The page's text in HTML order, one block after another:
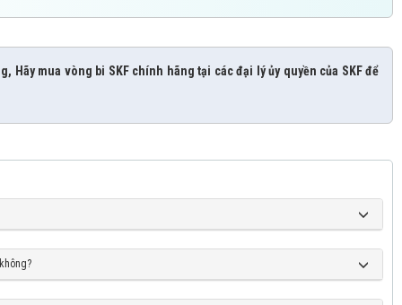
Hãy mua vòng bi SKF chính hãng tại các đại lý ủy quyền của SKF để